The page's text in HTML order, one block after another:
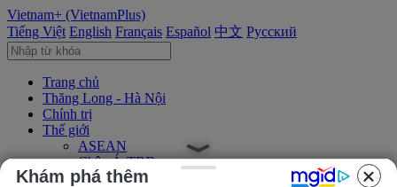
Vietnam+ (VietnamPlus)
Tiếng Việt English Français Español 中文 Русский
Trang chủ
Thăng Long - Hà Nội
Chính trị
Thế giới
ASEAN
Châu Á-TBD
Trung Đông
Khám phá thêm